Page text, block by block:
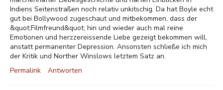
Indiens Seitenstraßen noch relativ unkitschig. Da hat Boyle echt
gut bei Bollywood zugeschaut und mitbekommen, dass der
&quot;Filmfreund&quot; hin und wieder auch mal reine
Emotionen und herzzereissende Liebe gezeigt bekommen will,
anstatt permanenter Depression. Ansonsten schließe ich mich
der Kritik und Norther Winslows letztem Satz an.
Permalink
Antworten